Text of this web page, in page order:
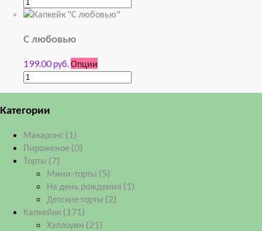
С любовью
199.00 руб. Опции
Категории
Макаронс (1)
Пироженое (0)
Торты (7)
Мини-торты (5)
На день рождения (1)
Детские торты (2)
Капкейки (171)
Хэллоуин (21)